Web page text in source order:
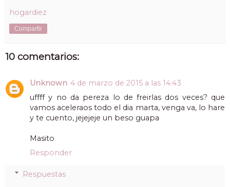
hogardiez
Compartir
10 comentarios:
Unknown 4 de marzo de 2015 a las 14:43
uffff y no da pereza lo de freirlas dos veces? que
vamos aceleraos todo el dia marta, venga va, lo hare
y te cuento, jejejeje un beso guapa
Masito
Responder
Respuestas